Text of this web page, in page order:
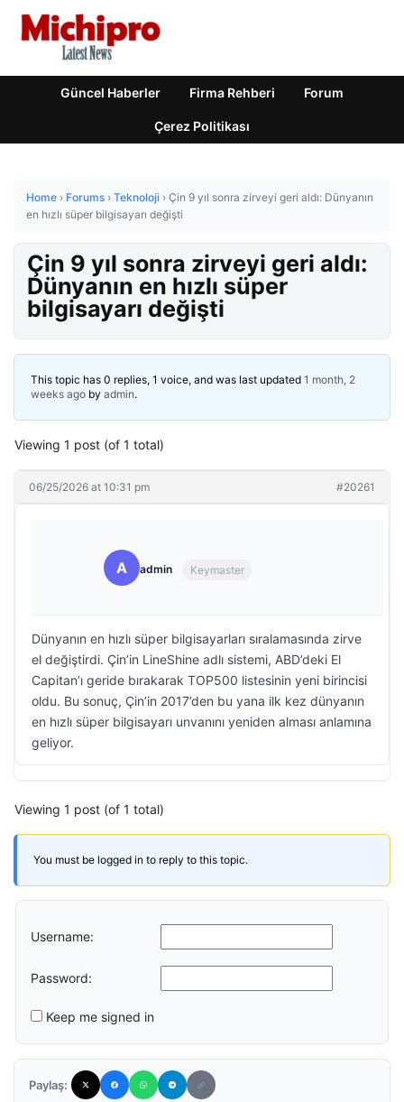
Güncel Haberler Firma Rehberi Forum
Çerez Politikası
Home › Forums › Teknoloji › Çin 9 yıl sonra zirveyi geri aldı: Dünyanın
en hızlı süper bilgisayarı değişti
Çin 9 yıl sonra zirveyi geri aldı:
Dünyanın en hızlı süper
bilgisayarı değişti
This topic has 0 replies, 1 voice, and was last updated 1 month, 2
weeks ago by admin.
Viewing 1 post (of 1 total)
06/25/2026 at 10:31 pm #20261
A admin Keymaster
Dünyanın en hızlı süper bilgisayarları sıralamasında zirve
el değiştirdi. Çin’in LineShine adlı sistemi, ABD’deki El
Capitan’ı geride bırakarak TOP500 listesinin yeni birincisi
oldu. Bu sonuç, Çin’in 2017’den bu yana ilk kez dünyanın
en hızlı süper bilgisayarı unvanını yeniden alması anlamına
geliyor.
Viewing 1 post (of 1 total)
You must be logged in to reply to this topic.
Username:
Password:
Keep me signed in
Paylaş: